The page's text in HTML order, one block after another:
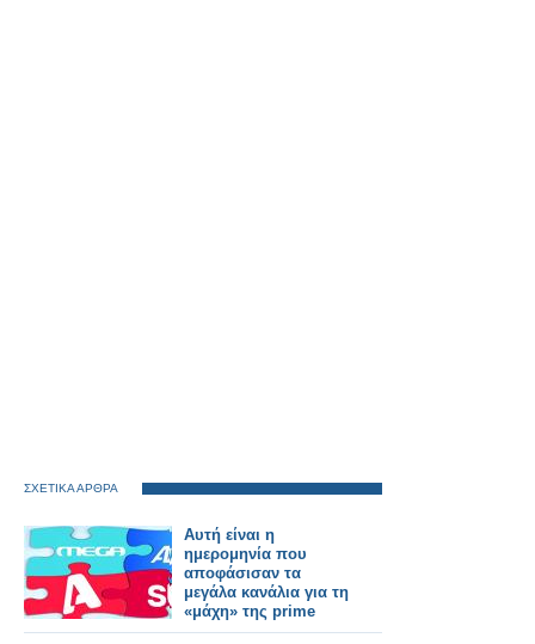
ΣΧΕΤΙΚΑ ΑΡΘΡΑ
Αυτή είναι η
ημερομηνία που
αποφάσισαν τα
μεγάλα κανάλια για τη
«μάχη» της prime
time